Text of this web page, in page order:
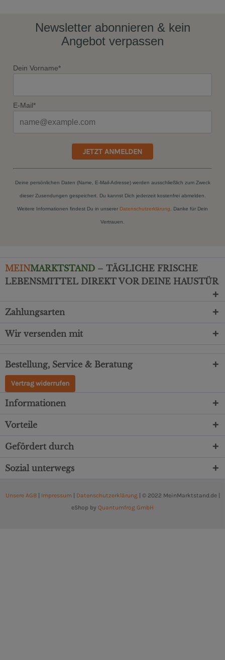
Newsletter abonnieren & kein
Angebot verpassen
Dein Vorname*
E-Mail*
JETZT ANMELDEN
Deine persönlichen Daten (Name, E-Mail-Adresse) werden ausschließlich zum Zweck
dieser Zusendungen gespeichert. Du kannst Dich jederzeit kostenfrei abmelden.
Weitere Informationen findest Du in unserer Datenschutzerklärung . Danke für Dein
Vertrauen.
MEINMARKTSTAND – TÄGLICHE FRISCHE
LEBENSMITTEL DIREKT VOR DEINE HAUSTÜR
Zahlungsarten
Wir versenden mit
Bestellung, Service & Beratung
Vertrag widerrufen
Informationen
Vorteile
Gefördert durch
Sozial unterwegs
Unsere AGB| Impressum Datenschutzerklärung| © 2022 MeinMarktstand.de |
eShop by Quantumfrog GmbH